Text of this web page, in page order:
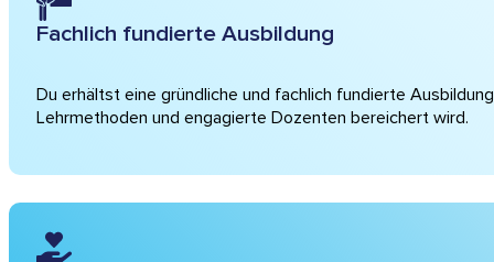
Fachlich fundierte Ausbildung
Du erhältst eine gründliche und fachlich fundierte
Lehrmethoden und engagierte Dozenten bereichert wird.